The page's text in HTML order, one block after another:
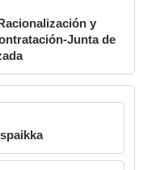
y
Junta de